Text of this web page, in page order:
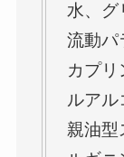
水、グ
流動パ
カプリ
ルアル
親油型